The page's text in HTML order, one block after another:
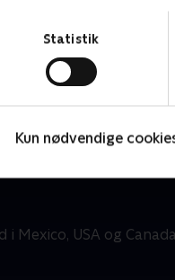
Statistik
Kun nødvendige
kamp
Mexico, USA og